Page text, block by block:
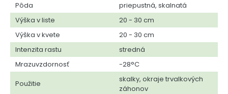
Pôda
priepustná, skalnatá
Výška v liste
20 - 30 cm
Výška v kvete
20 - 30 cm
Intenzita rastu
stredná
Mrazuvzdornosť
-28°C
Použitie
skalky, okraje trvalkových
záhonov